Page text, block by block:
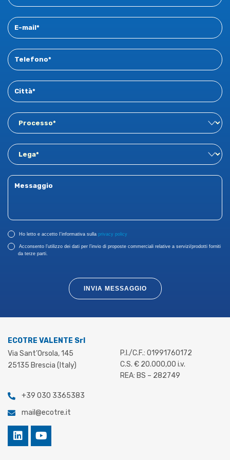
dettaglio la metodologia, le leghe e i campi di applicazione.
Ho letto e accetto I'informativa sulla privacy policy
Acconsento l’utilizzo dei dati per l’invio di proposte commerciali relative a servizi/prodotti forniti
da terze parti.
INVIA MESSAGGIO
ECOTRE VALENTE Srl
Via Sant’Orsola, 145
25135 Brescia (Italy)
+39 030 3365383
mail@ecotre.it
P.I./C.F.: 01991760172
C.S. € 20.000,00 i.v.
REA: BS – 282749